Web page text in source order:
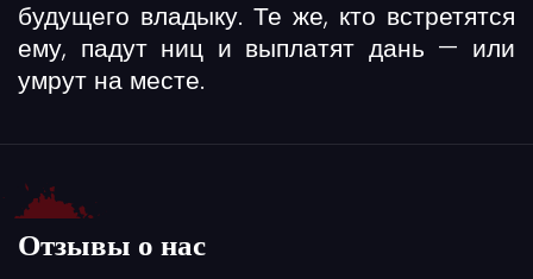
будущего владыку. Те же, кто встретятся
ему, падут ниц и выплатят дань — или
умрут на месте.
Отзывы о нас